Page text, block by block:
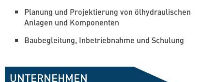
Planung und Projektierung von ölhydraulischen
Anlagen und Komponenten
Baubegleitung, Inbetriebnahme und Schulung
UNTERNEHMEN